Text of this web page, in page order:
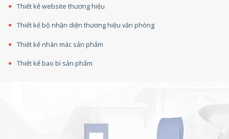
Thiết kế website thương hiệu
Thiết kế bộ nhận diện thương hiệu văn phòng
Thiết kế nhãn mác sản phẩm
Thiết kế bao bì sản phẩm